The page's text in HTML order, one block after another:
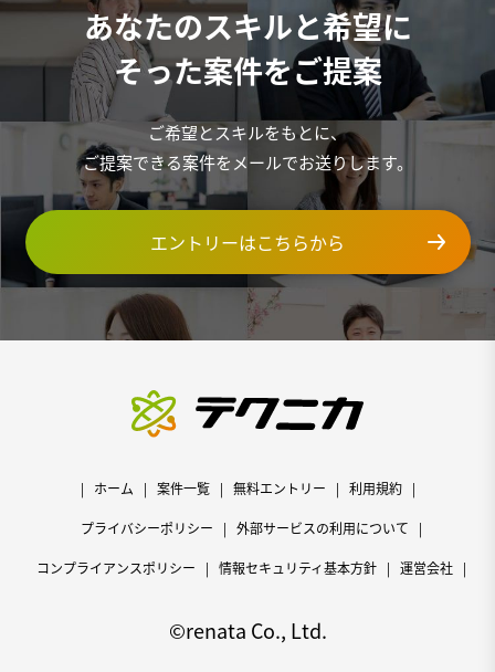
あなたのスキルと希望に
そった案件をご提案
ご希望とスキルをもとに、
ご提案できる案件をメールでお送りします。
エントリーはこちらから
ホーム 案件一覧 無料エントリー 利用規約
プライバシーポリシー 外部サービスの利用について
コンプライアンスポリシー 情報セキュリティ基本方針 運営会社
©renata Co., Ltd.